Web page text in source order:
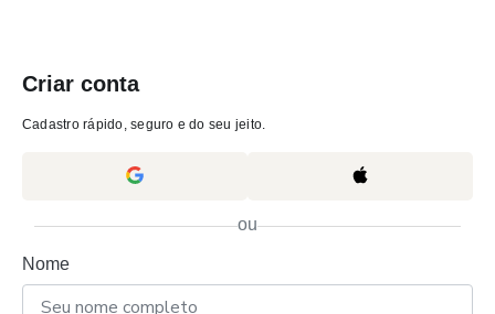
Criar conta
Cadastro rápido, seguro e do seu jeito.
ou
Nome